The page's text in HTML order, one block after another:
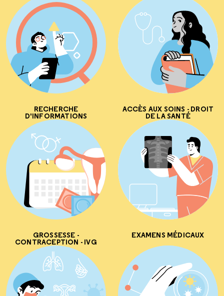
RECHERCHE
D'INFORMATIONS
ACCÈS AUX SOINS - DROIT
DE LA SANTÉ
GROSSESSE -
CONTRACEPTION - IVG
EXAMENS MÉDICAUX